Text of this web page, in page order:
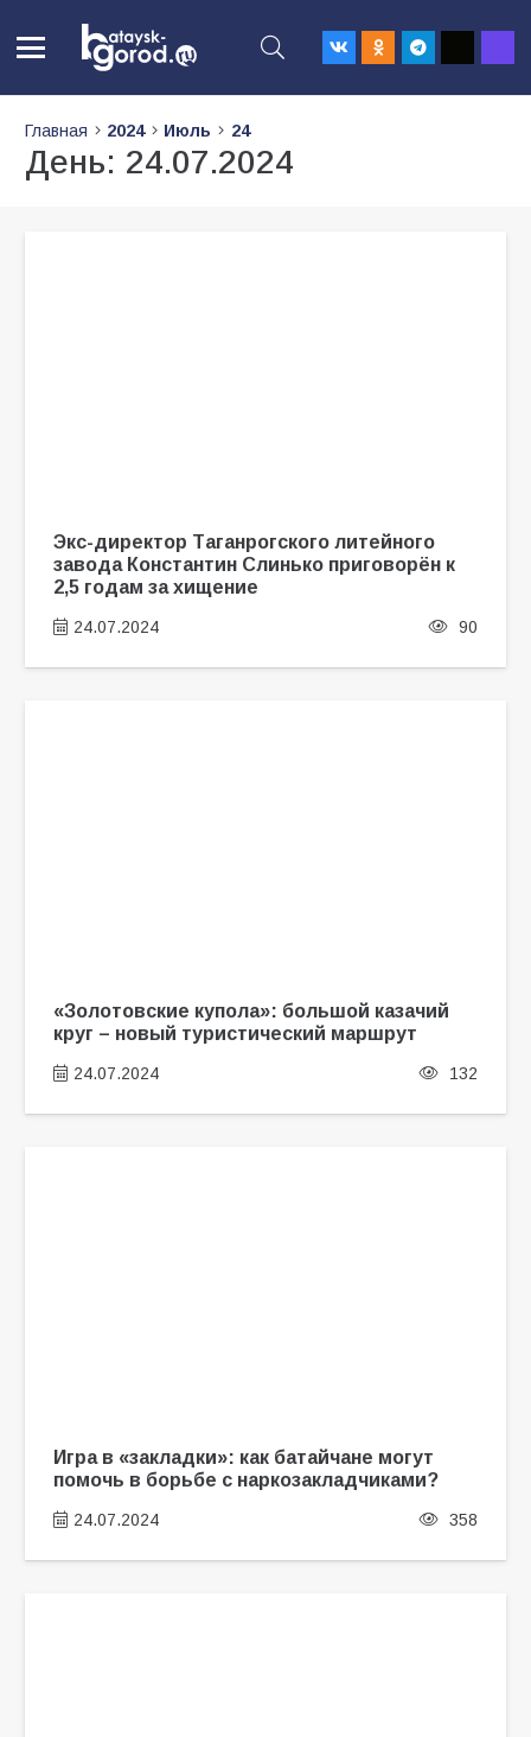
Главная 2024 Июль 24
День: 24.07.2024
Экс-директор Таганрогского литейного
завода Константин Слинько приговорён к
2,5 годам за хищение
24.07.2024 90
«Золотовские купола»: большой казачий
круг – новый туристический маршрут
24.07.2024 132
Игра в «закладки»: как батайчане могут
помочь в борьбе с наркозакладчиками?
24.07.2024 358